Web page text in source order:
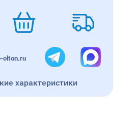
olton.ru
характеристики